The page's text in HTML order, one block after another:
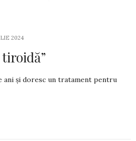
2024
ani și doresc un trata­ment pentru